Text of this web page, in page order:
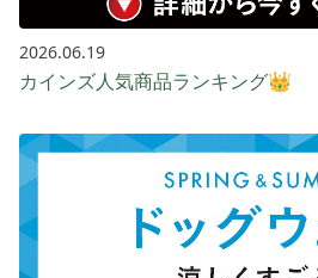
2026.06.19
カインズ人気商品ランキング👑